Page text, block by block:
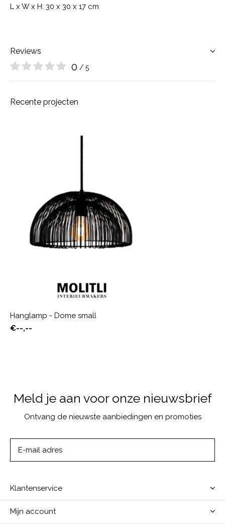
L x W x H: 30 x 30 x 17 cm
Reviews
0 / 5
Recente projecten
Hanglamp - Dome small
€--,--
Meld je aan voor onze nieuwsbrief
Ontvang de nieuwste aanbiedingen en promoties
Klantenservice
Mijn account